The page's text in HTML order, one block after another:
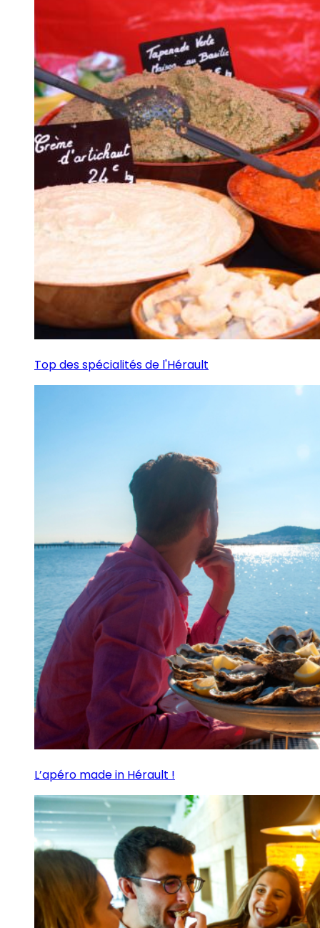
Top des spécialités de l'Hérault
L’apéro made in Hérault !